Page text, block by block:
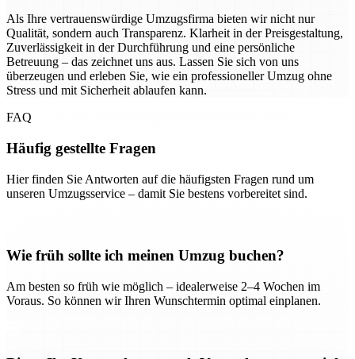
Als Ihre vertrauenswürdige Umzugsfirma bieten wir nicht nur
Qualität, sondern auch Transparenz. Klarheit in der Preisgestaltung,
Zuverlässigkeit in der Durchführung und eine persönliche
Betreuung – das zeichnet uns aus. Lassen Sie sich von uns
überzeugen und erleben Sie, wie ein professioneller Umzug ohne
Stress und mit Sicherheit ablaufen kann.
FAQ
Häufig gestellte Fragen
Hier finden Sie Antworten auf die häufigsten Fragen rund um
unseren Umzugsservice – damit Sie bestens vorbereitet sind.
Wie früh sollte ich meinen Umzug buchen?
Am besten so früh wie möglich – idealerweise 2–4 Wochen im
Voraus. So können wir Ihren Wunschtermin optimal einplanen.